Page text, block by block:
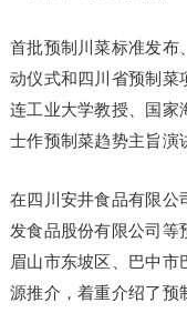
首批预制川菜标准发布
动仪式和四川省预制菜
连工业大学教授、国家
士作预制菜趋势主旨演
在四川安井食品有限公
发食品股份有限公司等
眉山市东坡区、巴中市
源推介，着重介绍了预